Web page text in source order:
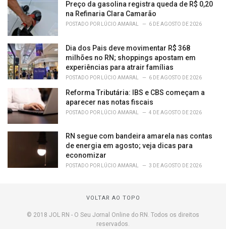
Preço da gasolina registra queda de R$ 0,20
na Refinaria Clara Camarão
POSTADO POR LÚCIO AMARAL 6 DE AGOSTO DE 2026
Dia dos Pais deve movimentar R$ 368
milhões no RN; shoppings apostam em
experiências para atrair famílias
POSTADO POR LÚCIO AMARAL 6 DE AGOSTO DE 2026
Reforma Tributária: IBS e CBS começam a
aparecer nas notas fiscais
POSTADO POR LÚCIO AMARAL 4 DE AGOSTO DE 2026
RN segue com bandeira amarela nas contas
de energia em agosto; veja dicas para
economizar
POSTADO POR LÚCIO AMARAL 3 DE AGOSTO DE 2026
VOLTAR AO TOPO
© 2018 JOL RN - O Seu Jornal Online do RN. Todos os direitos
reservados.